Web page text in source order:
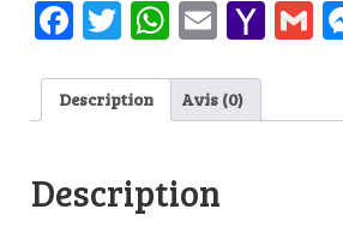
Facebook
TwitterEmail
Mail
Description Avis (0)
Description